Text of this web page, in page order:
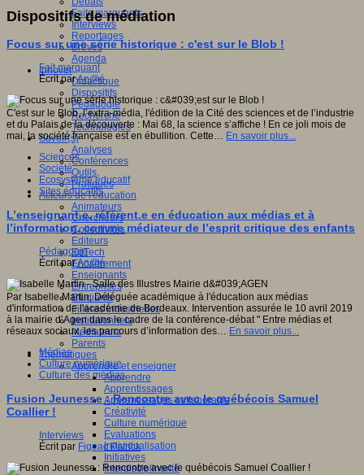
Faits marquants
Interviews
Reportages
Brèves
Agenda
Innover
Didactique
Dispositifs
Pédagogie
Recherche
Technologies
Savoir(s)
Analyses
Conférences
Outils
Pratiques
Acteurs de l'éducation
Animateurs
Chercheurs
Collectivités
Editeurs
EdTech
Encadrement
Enseignants
Entreprises
Etudiants
Filières industrielles
Institutionnels
Médiateurs
Parents
Thématiques
Apprendre et enseigner
Apprendre
Apprentissages
Apprentissages collaboratifs
Créativité
Culture numérique
Evaluations
Individualisation
Initiatives
Interdisciplinarité
Dispositifs de médiation
Focus sur une série historique : c'est sur le Blob !
Fait marquant
Écrit parAn@é
C'est sur le Blob, l’extra-média, l'édition de la Cité des sciences et de l’industrie
et du Palais de la découverte : Mai 68, la science s’affiche ! En ce joli mois de
mai, la société française est en ébullition. Cette… En savoir plus...
Sciences
Société
Ecosystème éducatif
Sites éducatifs
L’enseignant.e, référent.e en éducation aux médias et à
l’information, comme médiateur de l’esprit critique des enfants
Pédagogie
Écrit parAn@é
Par Isabelle Martin, Déléguée académique à l'éducation aux médias
d'information de l'académie de Bordeaux. Intervention assurée le 10 avril 2019
à la mairie d’Agen dans le cadre de la conférence-débat " Entre médias et
réseaux sociaux, les parcours d’information des… En savoir plus...
Médias
Culture numérique
Culture des médias
Fusion Jeunesse : Rencontre avec le québécois Samuel
Coallier !
Interviews
Écrit par Figeac Patrick